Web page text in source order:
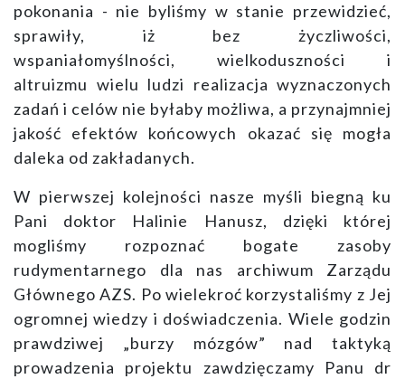
pokonania - nie byliśmy w stanie przewidzieć,
sprawiły, iż bez życzliwości,
wspaniałomyślności, wielkoduszności i
altruizmu wielu ludzi realizacja wyznaczonych
zadań i celów nie byłaby możliwa, a przynajmniej
jakość efektów końcowych okazać się mogła
daleka od zakładanych.
W pierwszej kolejności nasze myśli biegną ku
Pani doktor Halinie Hanusz, dzięki której
mogliśmy rozpoznać bogate zasoby
rudymentarnego dla nas archiwum Zarządu
Głównego AZS. Po wielekroć korzystaliśmy z Jej
ogromnej wiedzy i doświadczenia. Wiele godzin
prawdziwej „burzy mózgów” nad taktyką
prowadzenia projektu zawdzięczamy Panu dr